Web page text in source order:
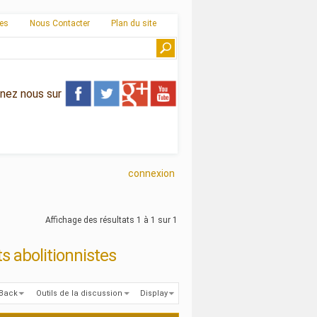
Nous Contacter Plan du site
nous sur
connexion
Affichage des résultats 1 à 1 sur 1
abolitionnistes
Outils de la discussion Display